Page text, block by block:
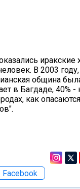
В 2003
община
в Багдаде,
как
Facebook